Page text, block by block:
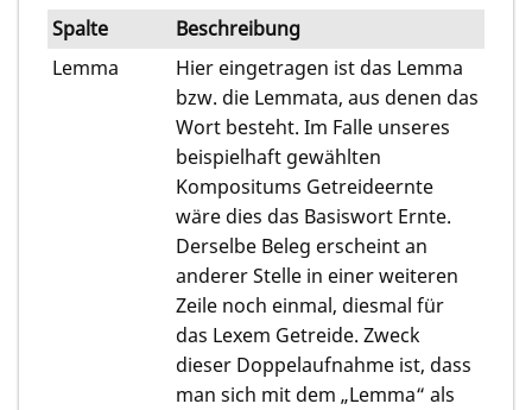
Spalte
Beschreibung
Lemma
Hier eingetragen ist das Lemma
bzw. die Lemmata, aus denen das
Wort besteht. Im Falle unseres
beispielhaft gewählten
Kompositums Getreideernte
wäre dies das Basiswort Ernte.
Derselbe Beleg erscheint an
anderer Stelle in einer weiteren
Zeile noch einmal, diesmal für
das Lexem Getreide. Zweck
dieser Doppelaufnahme ist, dass
man sich mit dem „Lemma“ als